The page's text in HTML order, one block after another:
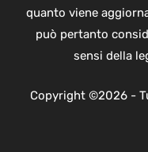
quanto viene
può pertanto
sensi della
Copyright ©2026 -